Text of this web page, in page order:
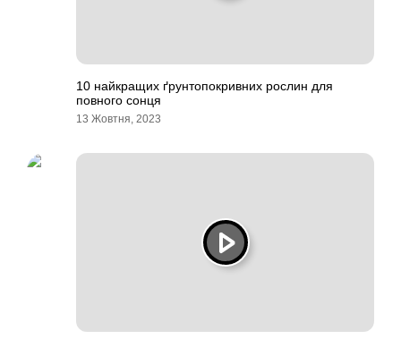
10 найкращих ґрунтопокривних рослин для
повного сонця
13 Жовтня, 2023